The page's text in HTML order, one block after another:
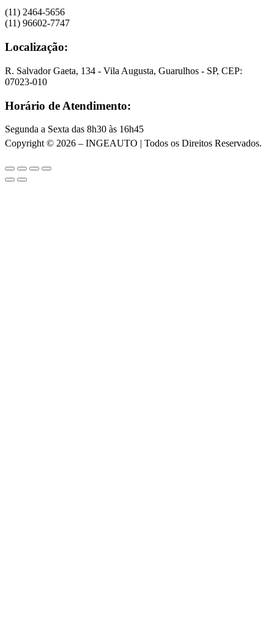
(11) 2464-5656
(11) 96602-7747
Localização:
R. Salvador Gaeta, 134 - Vila Augusta, Guarulhos - SP, CEP:
07023-010
Horário de Atendimento:
Segunda a Sexta das 8h30 às 16h45
Copyright © 2026 – INGEAUTO | Todos os Direitos Reservados.